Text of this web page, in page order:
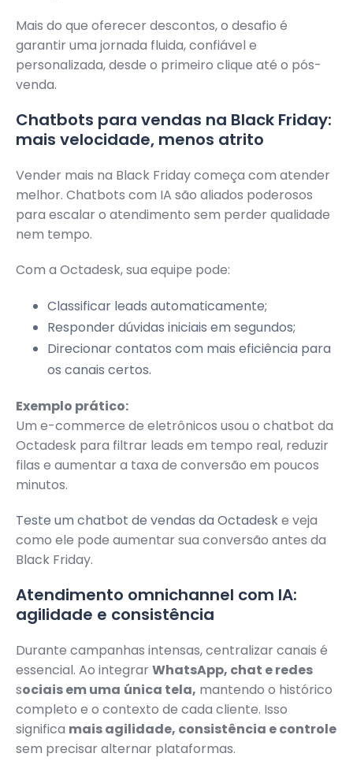
Mais do que oferecer descontos, o desafio é
garantir uma jornada fluida, confiável e
personalizada, desde o primeiro clique até o pós-
venda.
Chatbots para vendas na Black Friday:
mais velocidade, menos atrito
Vender mais na Black Friday começa com atender
melhor. Chatbots com IA são aliados poderosos
para escalar o atendimento sem perder qualidade
nem tempo.
Com a Octadesk, sua equipe pode:
Classificar leads automaticamente;
Responder dúvidas iniciais em segundos;
Direcionar contatos com mais eficiência para
os canais certos.
Exemplo prático:
Um e-commerce de eletrônicos usou o chatbot da
Octadesk para filtrar leads em tempo real, reduzir
filas e aumentar a taxa de conversão em poucos
minutos.
Teste um chatbot de vendas da Octadeske veja
como ele pode aumentar sua conversão antes da
Black Friday.
Atendimento omnichannel com IA:
agilidade e consistência
Durante campanhas intensas, centralizar canais é
essencial. Ao integrarWhatsApp, chat e redes
sociais em uma única tela, mantendo o histórico
completo e o contexto de cada cliente. Isso
significa mais agilidade, consistência e controle
sem precisar alternar plataformas.